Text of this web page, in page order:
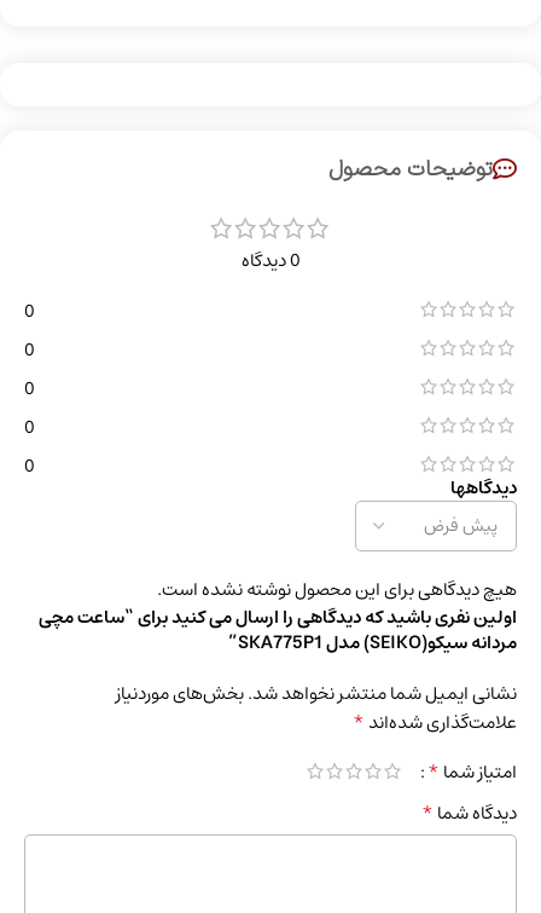
توضیحات محصول
0 دیدگاه
0
0
0
0
0
دیدگاهها
هیچ دیدگاهی برای این محصول نوشته نشده است.
اولین نفری باشید که دیدگاهی را ارسال می کنید برای “ساعت مچی
مردانه سیکو(SEIKO) مدل SKA775P1”
نشانی ایمیل شما منتشر نخواهد شد.بخش‌های موردنیاز
علامت‌گذاری شده‌اند*
امتیاز شما*
دیدگاه شما*